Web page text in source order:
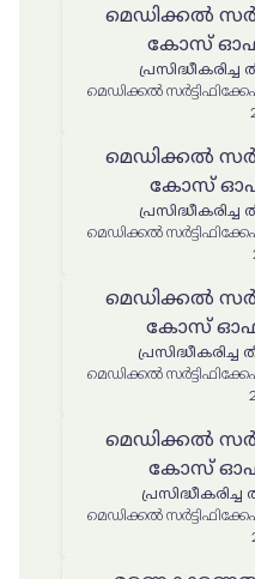
മെഡിക്കൽ
കോസ് ഓഫ്
പ്രസിദ്ധീകരിച്ച
മെഡിക്കൽ
മെഡിക്കൽ
കോസ് ഓഫ്
പ്രസിദ്ധീകരിച്ച
മെഡിക്കൽ
മെഡിക്കൽ
കോസ് ഓഫ്
പ്രസിദ്ധീകരിച്ച
മെഡിക്കൽ
മെഡിക്കൽ
കോസ് ഓഫ്
പ്രസിദ്ധീകരിച്ച
മെഡിക്കൽ